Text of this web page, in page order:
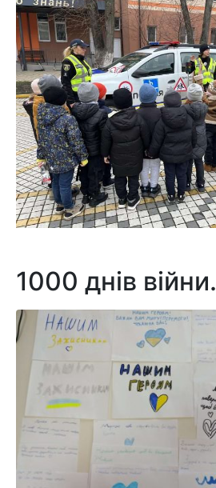
1000 днів війни.